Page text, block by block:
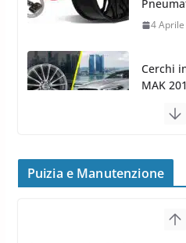
16
MAK
24
8
Puizia e Manutenzione